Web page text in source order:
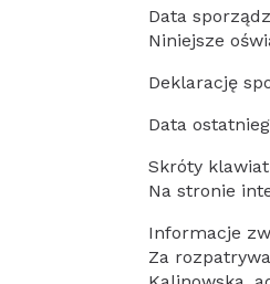
Data
Niniejsze
Deklarację
Data
Skróty
Na stronie
Informacje
Za